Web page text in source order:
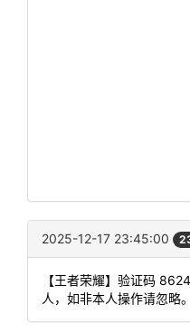
2025-12-17 23:45:00
【王者荣耀】验证码
人，如非本人操作请忽略。